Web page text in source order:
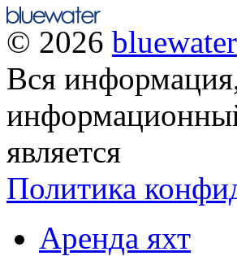
© 2026 bluewater
Вся
является
Политика
Аренда яхт